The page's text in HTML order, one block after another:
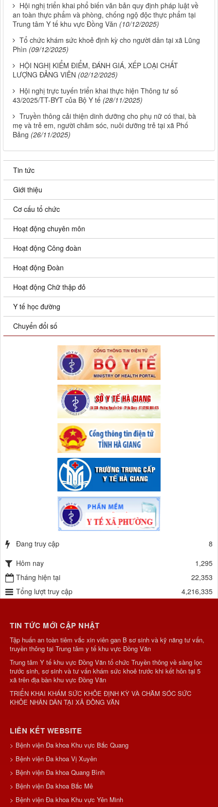
Hội nghị triển khai phổ biến văn bản quy định pháp luật về
an toàn thực phẩm và phòng, chống ngộ độc thực phẩm tại
Trung tâm Y tế khu vực Đồng Văn (10/12/2025)
Tổ chức khám sức khoẻ định kỳ cho người dân tại xã Lũng
Phìn (09/12/2025)
HỘI NGHỊ KIỂM ĐIỂM, ĐÁNH GIÁ, XẾP LOẠI CHẤT
LƯỢNG ĐẢNG VIÊN (02/12/2025)
Hội nghị trực tuyến triển khai thực hiện Thông tư số
43/2025/TT-BYT của Bộ Y tế (28/11/2025)
Truyền thông cải thiện dinh dưỡng cho phụ nữ có thai, bà
mẹ và trẻ em, người chăm sóc, nuôi dưỡng trẻ tại xã Phố
Bảng (26/11/2025)
Tin tức
Giới thiệu
Cơ cấu tổ chức
Hoạt động chuyên môn
Hoạt động Công đoàn
Hoạt động Đoàn
Hoạt động Chữ thập đỏ
Y tế học đường
Chuyển đổi số
Đang truy cập
8
Hôm nay
1,295
Tháng hiện tại
22,353
Tổng lượt truy cập
4,216,335
TIN TỨC MỚI CẬP NHẬT
Tập huấn an toàn tiêm vắc xin viên gan B sơ sinh và kỹ năng tư vấn,
truyền thông tại Trung tâm y tế khu vực Đồng Văn
Trung tâm Y tế khu vực Đồng Văn tổ chức Truyền thông về sàng lọc
trước sinh, sơ sinh và tư vấn khám sức khoẻ trước khi kết hôn tại 5
xã trên địa bàn khu vực Đồng Văn
TRIỂN KHAI KHÁM SỨC KHỎE ĐỊNH KỲ VÀ CHĂM SÓC SỨC
KHỎE NHÂN DÂN TẠI XÃ ĐỒNG VĂN
LIÊN KẾT WEBSITE
> Bệnh viện Đa khoa Khu vực Bắc Quang
> Bệnh viện Đa khoa Vị Xuyên
> Bệnh viện Đa khoa Quang Bình
> Bệnh viện Đa khoa Bắc Mê
> Bệnh viện Đa khoa Khu vực Yên Minh